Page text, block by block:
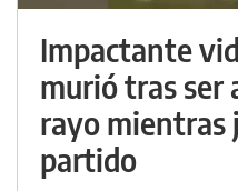
Impactante
murió tras ser
rayo mientras
partido